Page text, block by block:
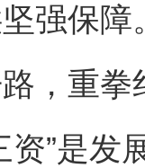
强保障
重拳
”是发